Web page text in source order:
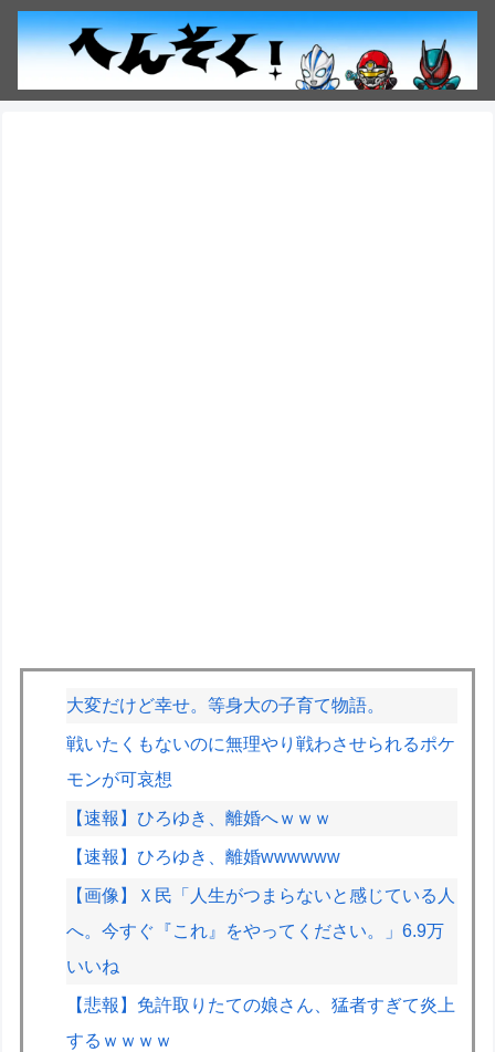
大変だけど幸せ。等身大の子育て物語。
戦いたくもないのに無理やり戦わさせられるポケ
モンが可哀想
【速報】ひろゆき、離婚へｗｗｗ
【速報】ひろゆき、離婚wwwwww
【画像】Ｘ民「人生がつまらないと感じている人
へ。今すぐ『これ』をやってください。」6.9万
いいね
【悲報】免許取りたての娘さん、猛者すぎて炎上
するｗｗｗｗ